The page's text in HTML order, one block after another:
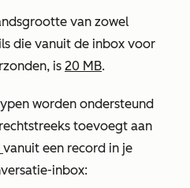
van zowel
die vanuit de inbox voor
is 20 MB.
worden ondersteund
toevoegt aan
vanuit een record in je
inbox: